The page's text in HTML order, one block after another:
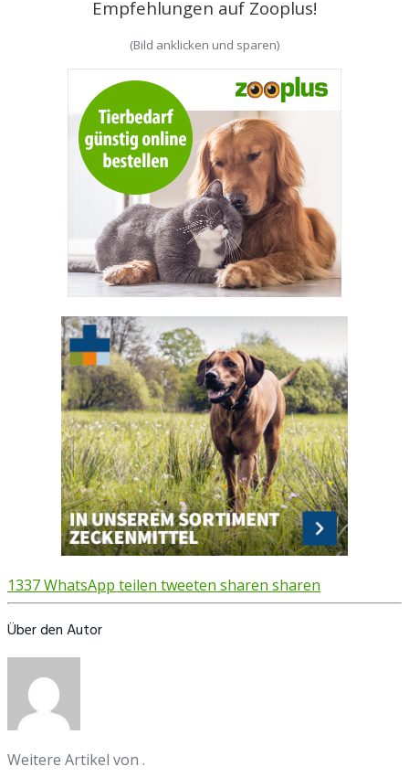
Empfehlungen auf Zooplus!
(Bild anklicken und sparen)
1337WhatsApp teilen tweeten sharen sharen
Über den Autor
Weitere Artikel von .